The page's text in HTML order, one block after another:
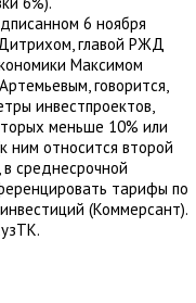
6 ноября
главой РЖД
Максимом
говорится,
инвестпроектов,
меньше 10% или
ним относится второй
среднесрочной
тарифы по
(Коммерсант).